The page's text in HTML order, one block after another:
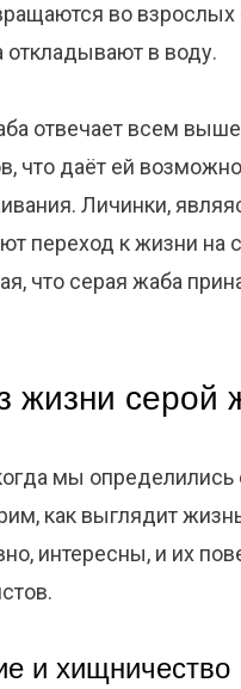
во взрослых
откладывают в воду.
отвечает всем
что даёт ей
Личинки,
переход к жизни на
что серая жаба
жизни серой
мы
как выглядит
интересны, и их
и хищничество